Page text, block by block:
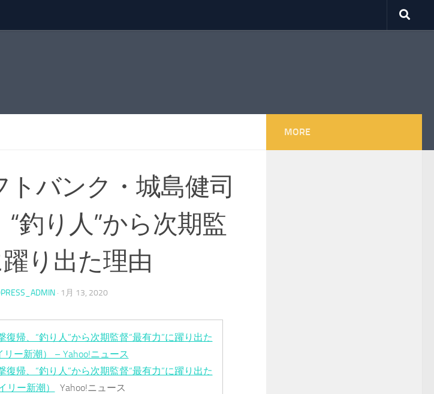
トバンク・城島健司
釣り人”から次期監
り出た理由
· 1月 13, 2020
復帰、“釣り人”から次期監督“最有力”に躍り出た
リー新潮） – Yahoo!ニュース
復帰、“釣り人”から次期監督“最有力”に躍り出た
リー新潮）
Yahoo!ニュース
MORE